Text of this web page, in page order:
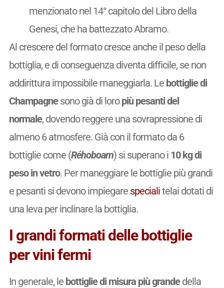
menzionato nel 14° capitolo del Libro della
Genesi, che ha battezzato Abramo.
Al crescere del formato cresce anche il peso della
bottiglia, e di conseguenza diventa difficile, se non
addirittura impossibile maneggiarla. Le bottiglie di
Champagnesono già di loropiù pesanti del
normale, dovendo reggere una sovrapressione di
almeno 6 atmosfere. Già con il formato da 6
bottiglie come (Réhoboam) si superano i 10 kg di
peso in vetro. Per maneggiare le bottiglie più grandi
e pesanti si devono impiegare specialitelai dotati di
una leva per inclinare la bottiglia.
I grandi formati delle bottiglie
per vini fermi
In generale, lebottiglie di misura più grandedella